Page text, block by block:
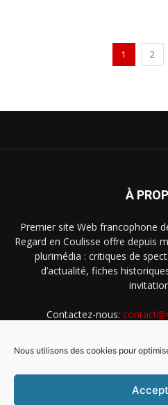
Nous utilisons des cookies pour
1 2
À
Premier site Web francophone
Regard en Coulisse offre depuis
plurimédia : critiques de
d’actualité, fiches
Contactez-nous: